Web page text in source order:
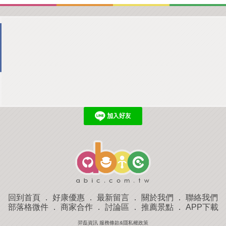
回到首頁 ． 好康優惠 ． 最新留言 ． 關於我們 ． 聯絡我們
部落格微件． 商家合作． 討論區 ． 推薦景點． APP下載
羿磊資訊 服務條款&隱私權政策